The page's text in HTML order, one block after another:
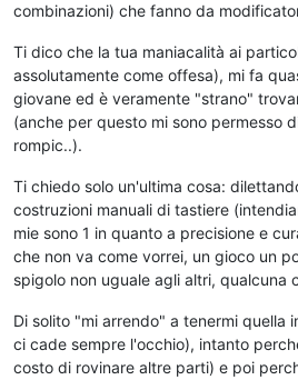
combinazioni) che fanno da
Ti dico che la tua maniacalità ai
assolutamente come offesa), mi fa
giovane ed è veramente "strano"
(anche per questo mi sono permesso
rompic..).
Ti chiedo solo un'ultima cosa:
costruzioni manuali di tastiere
mie sono 1 in quanto a precisione e
che non va come vorrei, un gioco un
spigolo non uguale agli altri, qualcuna
Di solito "mi arrendo" a tenermi quella
ci cade sempre l'occhio), intanto
costo di rovinare altre parti) e poi